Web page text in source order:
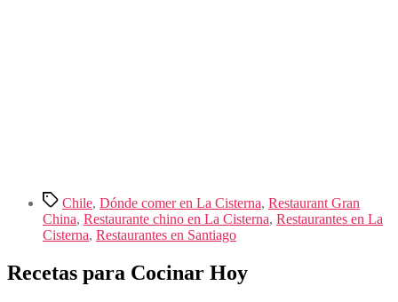
Etiquetas
Chile, Dónde comer en La Cisterna, Restaurant Gran
China, Restaurante chino en La Cisterna, Restaurantes en La
Cisterna, Restaurantes en Santiago
Recetas para Cocinar Hoy